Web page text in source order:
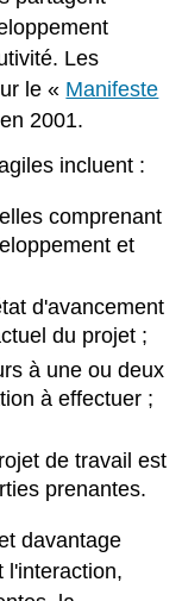
Les
le « Manifeste
2001.
incluent :
comprenant
et
d'avancement
du projet ;
à une ou deux
à effectuer ;
de travail est
prenantes.
davantage
l'interaction,